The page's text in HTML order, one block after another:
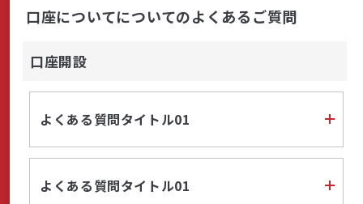
各種情報・セミナー
店舗のご案内
口座についてについてのよくあるご質問
口座開設
よくある質問タイトル01
よくある質問タイトル01